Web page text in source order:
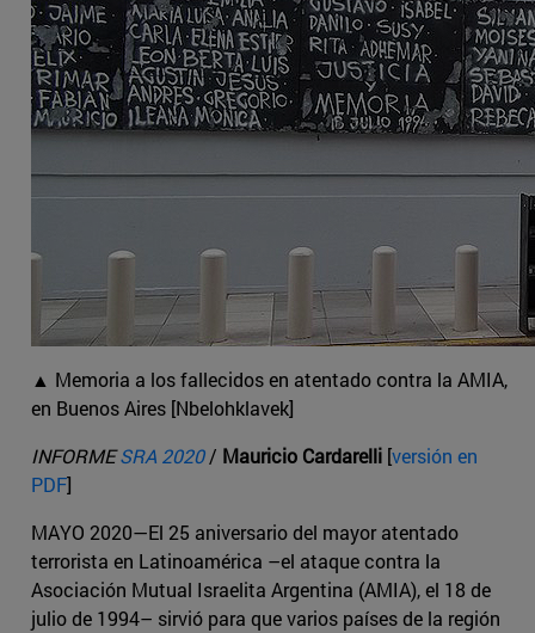
▲ Memoria a los fallecidos en atentado contra la AMIA,
en Buenos Aires [Nbelohklavek]
INFORMESRA 2020/ Mauricio Cardarelli [versión en
PDF]
MAYO 2020—El 25 aniversario del mayor atentado
terrorista en Latinoamérica –el ataque contra la
Asociación Mutual Israelita Argentina (AMIA), el 18 de
julio de 1994– sirvió para que varios países de la región